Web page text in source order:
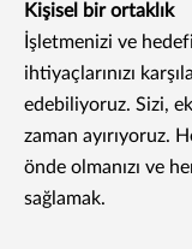
Kişisel bir ortaklık
İşletmenizi ve
ihtiyaçlarınızı
edebiliyoruz. Sizi,
zaman ayırıyoruz.
önde olmanızı ve
sağlamak.